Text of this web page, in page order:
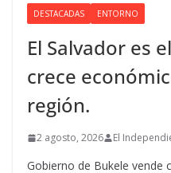
DESTACADAS ENTORNO
El Salvador es
crece
región.
2 agosto, 2026 El
Gobierno de Bukele vende